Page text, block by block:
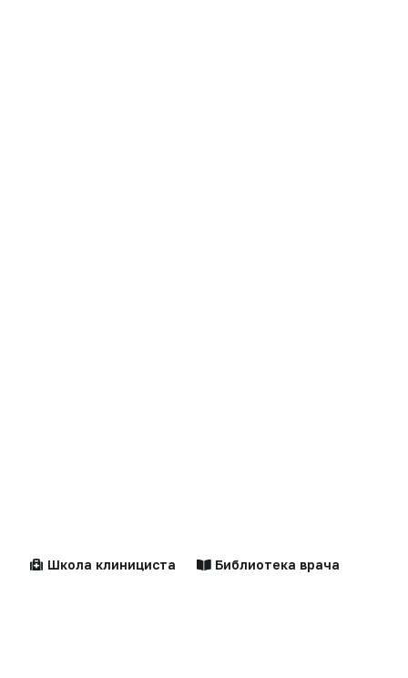
Школа клинициста Библиотека врача